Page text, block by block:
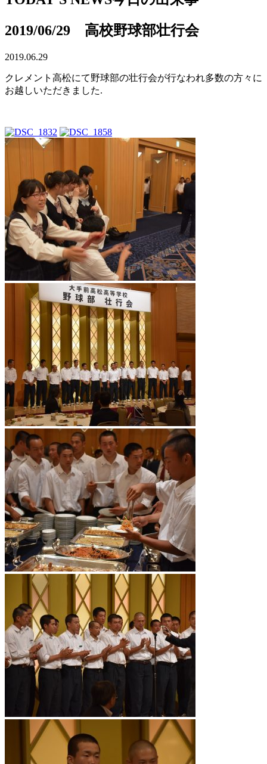
2019/06/29 高校野球部壮行会
2019.06.29
クレメント高松にて野球部の壮行会が行なわれ多数の方々に
お越しいただきました.